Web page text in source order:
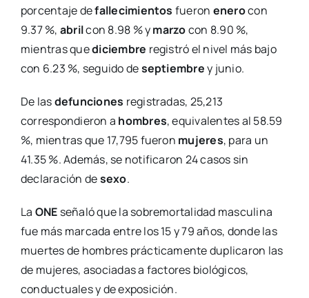
porcentaje defallecimientos fueron enerocon
9.37 %, abrilcon 8.98 % ymarzocon 8.90 %,
mientras quediciembre registró el nivel más bajo
con 6.23 %, seguido deseptiembrey junio.
De lasdefunciones registradas, 25,213
correspondieron a hombres, equivalentes al 58.59
%, mientras que 17,795 fueron mujeres, para un
41.35 %. Además, se notificaron 24 casos sin
declaración desexo.
La ONE señaló que la sobremortalidad masculina
fue más marcada entre los 15 y 79 años, donde las
muertes de hombres prácticamente duplicaron las
de mujeres, asociadas a factores biológicos,
conductuales y de exposición.